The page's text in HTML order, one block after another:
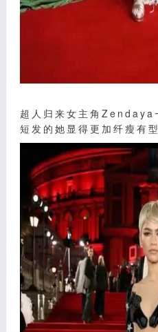
超人归来女主角Zendaya
短发的她显得更加纤瘦有型